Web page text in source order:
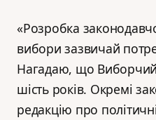
«Розробка
вибори зазвичай
Нагадаю, що Виборчий
шість років. Окремі
редакцію про політичні